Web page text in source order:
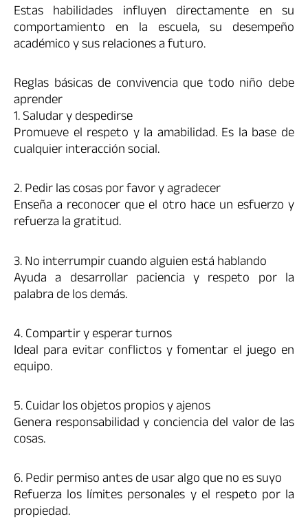
Estas habilidades influyen directamente en su
comportamiento en la escuela, su desempeño
académico y sus relaciones a futuro.
Reglas básicas de convivencia que todo niño debe
aprender
1. Saludar y despedirse
Promueve el respeto y la amabilidad. Es la base de
cualquier interacción social.
2. Pedir las cosas por favor y agradecer
Enseña a reconocer que el otro hace un esfuerzo y
refuerza la gratitud.
3. No interrumpir cuando alguien está hablando
Ayuda a desarrollar paciencia y respeto por la
palabra de los demás.
4. Compartir y esperar turnos
Ideal para evitar conflictos y fomentar el juego en
equipo.
5. Cuidar los objetos propios y ajenos
Genera responsabilidad y conciencia del valor de las
cosas.
6. Pedir permiso antes de usar algo que no es suyo
Refuerza los límites personales y el respeto por la
propiedad.